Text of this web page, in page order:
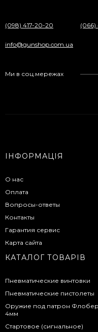
(098) 417-20-20
info@gunshop.com.ua
Ми в соц.мережах
ІНФОРМАЦІЯ
О нас
Оплата
Вопросы-ответы
Контакты
Гарантия сервис
Карта сайта
КАТАЛОГ ТОВАРІВ
Пневматические винтовки
Пневматические пистолеты
Оружие под патрон
4мм
Стартовое (сигнальное)